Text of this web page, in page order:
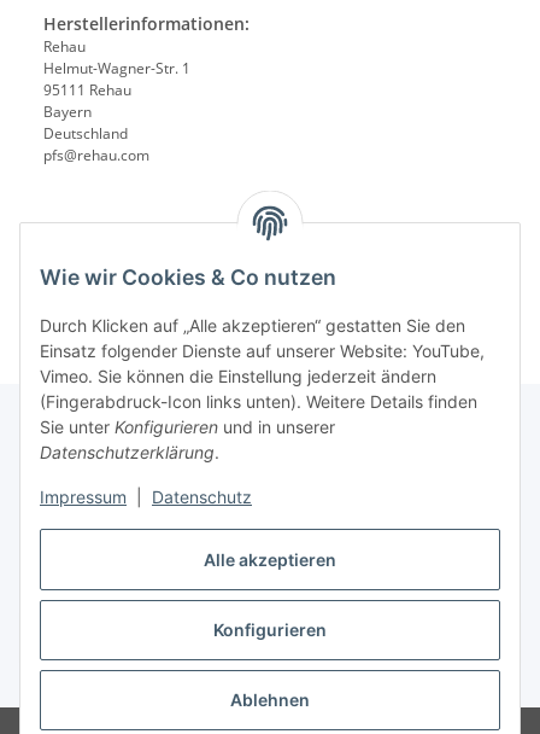
Alle akzeptieren
Konfigurieren
Ablehnen
Wie wir Cookies & Co nutzen
Durch Klicken auf „Alle akzeptieren“ gestatten Sie den
Einsatz folgender Dienste auf unserer Website: YouTube,
Vimeo. Sie können die Einstellung jederzeit ändern
(Fingerabdruck-Icon links unten). Weitere Details finden
Sie unter Konfigurieren und in unserer
Datenschutzerklärung.
Impressum Datenschutz
Herstellerinformationen:
Rehau
Helmut-Wagner-Str. 1
95111 Rehau
Bayern
Deutschland
pfs@rehau.com
Vertrag widerrufen
* Alle Preise inkl. gesetzlicher USt., zzgl.Versand